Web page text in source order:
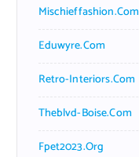
Mischieffashion.com
Eduwyre.com
Retro-Interiors.com
Theblvd-Boise.com
Fpet2023.org